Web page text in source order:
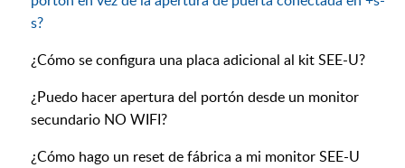
s?
¿Cómo se configura una placa adicional al kit SEE-U?
¿Puedo hacer apertura del portón desde un monitor
secundario NO WIFI?
¿Cómo hago un reset de fábrica a mi monitor SEE-U